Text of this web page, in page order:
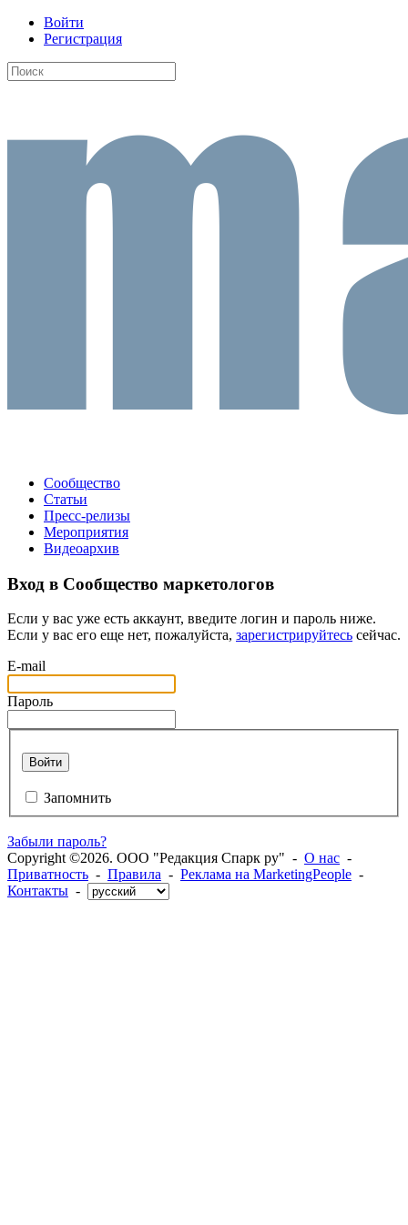
Войти
Регистрация
Сообщество
Статьи
Пресс-релизы
Мероприятия
Видеоархив
Вход в Сообщество маркетологов
Если у вас уже есть аккаунт, введите логин и пароль ниже.
Если у вас его еще нет, пожалуйста, зарегистрируйтесь сейчас.
E-mail
Пароль
Войти
Запомнить
Забыли пароль?
Copyright ©2026. ООО "Редакция Спарк ру" - О нас -
Приватность - Правила - Реклама на MarketingPeople -
Контакты -